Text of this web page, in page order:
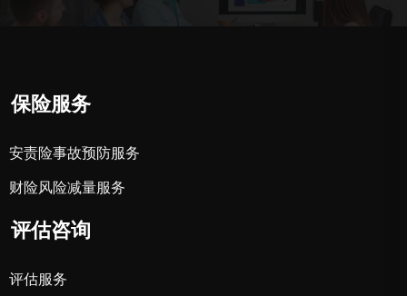
保险服务
安责险事故预防服务
财险风险减量服务
评估咨询
评估服务